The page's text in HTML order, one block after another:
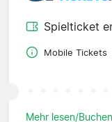
Spielticket
Mobile Tickets
Mehr lesen/Buchen